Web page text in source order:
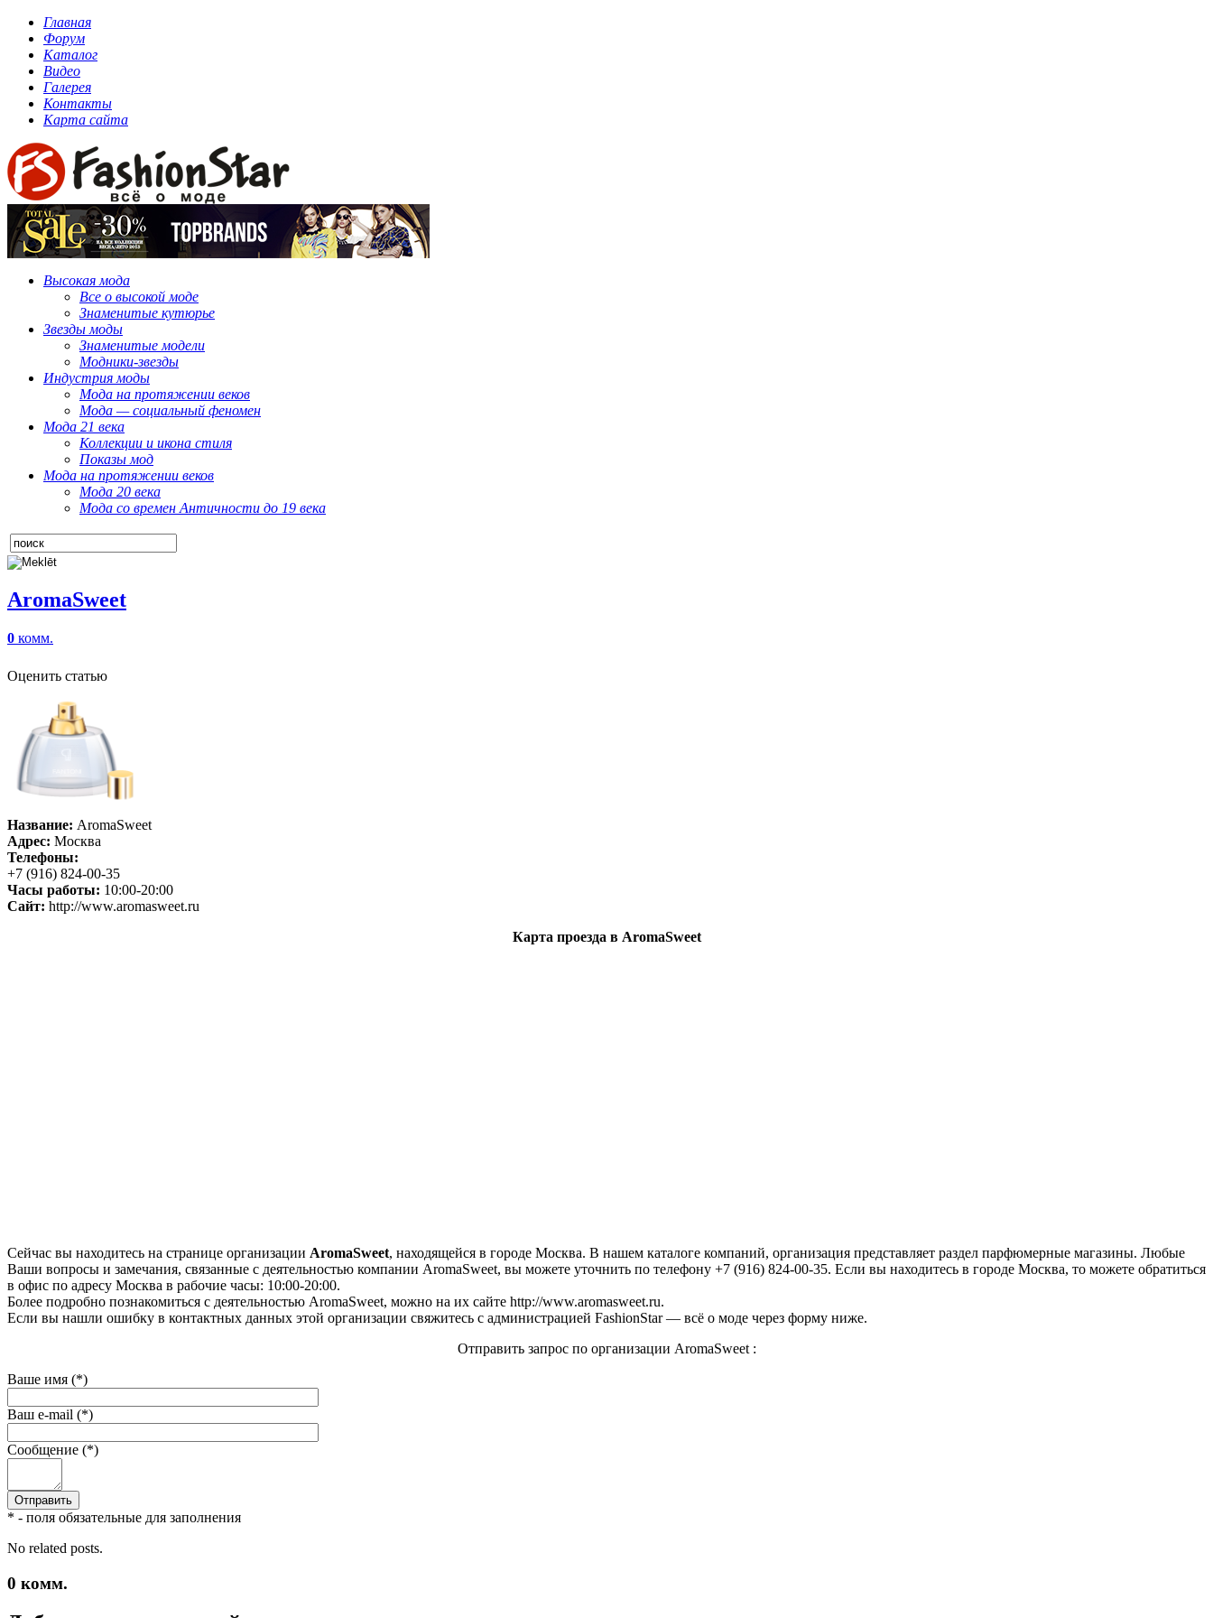
Главная
Форум
Каталог
Видео
Галерея
Контакты
Карта сайта
Высокая мода
Все о высокой моде
Знаменитые кутюрье
Звезды моды
Знаменитые модели
Модники-звезды
Индустрия моды
Мода на протяжении веков
Мода — социальный феномен
Мода 21 века
Коллекции и икона стиля
Показы мод
Мода на протяжении веков
Мода 20 века
Мода со времен Античности до 19 века
AromaSweet
0 комм.
Оценить статью
Название: AromaSweet
Адрес: Москва
Телефоны:
+7 (916) 824-00-35
Часы работы: 10:00-20:00
Сайт: http://www.aromasweet.ru
Карта проезда в AromaSweet
Сейчас вы находитесь на странице организации AromaSweet, находящейся в городе Москва. В нашем каталоге компаний, организация представляет раздел парфюмерные магазины. Любые
Ваши вопросы и замечания, связанные с деятельностью компании AromaSweet, вы можете уточнить по телефону +7 (916) 824-00-35. Если вы находитесь в городе Москва, то можете обратиться
в офис по адресу Москва в рабочие часы: 10:00-20:00.
Более подробно познакомиться с деятельностью AromaSweet, можно на их сайте http://www.aromasweet.ru.
Если вы нашли ошибку в контактных данных этой организации свяжитесь с администрацией FashionStar — всё о моде через форму ниже.
Отправить запрос по организации AromaSweet :
Ваше имя (*)
Ваш e-mail (*)
Сообщение (*)
* - поля обязательные для заполнения
No related posts.
0 комм.